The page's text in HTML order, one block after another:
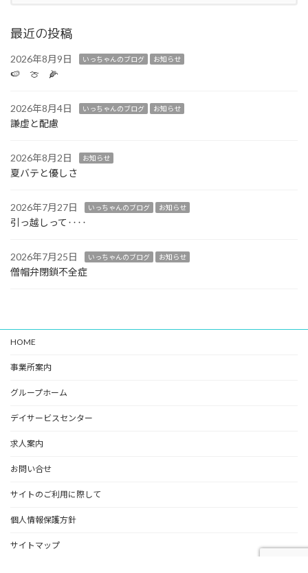
最近の投稿
2026年8月9日 いっちゃんのブログ お知らせ
🍉 🍈 🌽
2026年8月4日 いっちゃんのブログ お知らせ
謙虚と配慮
2026年8月2日 お知らせ
夏バテと優しさ
2026年7月27日 いっちゃんのブログ お知らせ
引っ越しって‥‥
2026年7月25日 いっちゃんのブログ お知らせ
僧帽弁閉鎖不全症
HOME
事業所案内
グループホーム
デイサービスセンター
求人案内
お問い合せ
サイトのご利用に際して
個人情報保護方針
サイトマップ